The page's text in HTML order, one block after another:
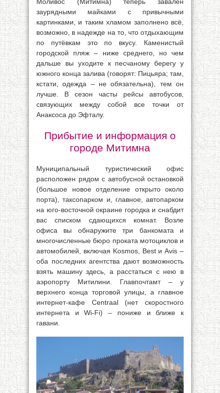
заурядными майками с привычными
картинками, и таким хламом заполнено всё,
возможно, в надежде на то, что отдыхающим
по путёвкам это по вкусу. Каменистый
городской пляж – ниже среднего, но чем
дальше вы уходите к песчаному берегу у
южного конца залива (говорят: Пицьяра; там,
кстати, одежда – не обязательна), тем он
лучше. В сезон часты рейсы автобусов,
связующих между собой все точки от
Анаксоса до Эфталу.
Прибытие и информация о
городе Митимна
Муниципальный туристический офис
расположен рядом с автобусной остановкой
(большое новое отделение открыто около
порта), таксопарком и, главное, автопарком
на юго-восточной окраине городка и снабдит
вас списком сдающихся комнат. Возле
офиса вы обнаружите три банкомата и
многочисленные бюро проката мотоциклов и
автомобилей, включая Kosmos, Best и Avis –
оба последних агентства дают возможность
взять машину здесь, а расстаться с нею в
аэропорту Митилини. Главпочтамт – у
верхнего конца торговой улицы, а главное
интернет-кафе Centraal (нет скоростного
интернета и Wi-Fi) – пониже и ближе к
гавани.